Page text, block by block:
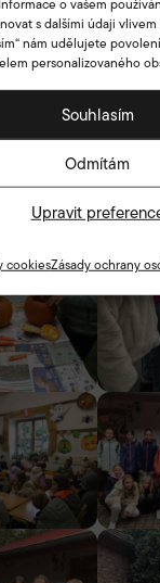
s dalšími údaji
nám udělujete
personalizovaného
Souhlasím
Odmítám
Upravit
cookiesZásady ochrany